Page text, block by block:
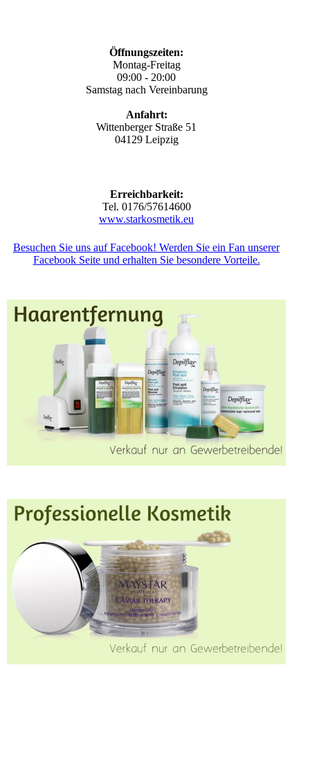
Öffnungszeiten:
Montag-Freitag
09:00 - 20:00
Samstag nach Vereinbarung
Anfahrt:
Wittenberger Straße 51
04129 Leipzig
Erreichbarkeit:
Tel. 0176/57614600
www.starkosmetik.eu
Besuchen Sie uns auf Facebook! Werden Sie ein Fan unserer
Facebook Seite und erhalten Sie besondere Vorteile.